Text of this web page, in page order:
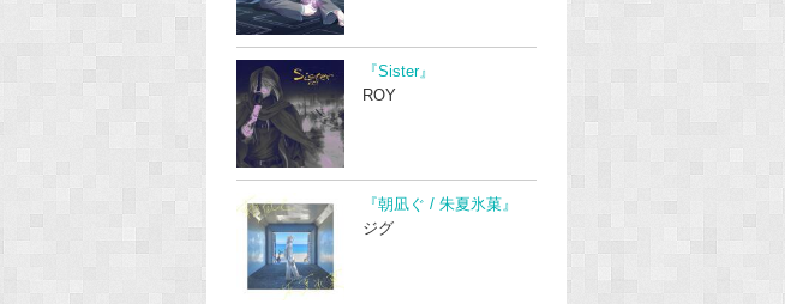
『Sister』
ROY
『朝凪ぐ / 朱夏氷菓』
ジグ